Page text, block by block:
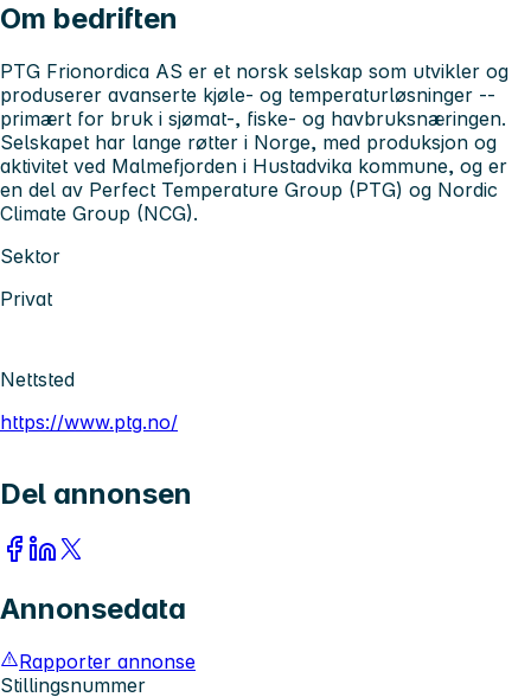
Om bedriften
PTG Frionordica AS er et norsk selskap som utvikler og
produserer avanserte kjøle‑ og temperaturløsninger --
primært for bruk i sjømat‑, fiske‑ og havbruksnæringen.
Selskapet har lange røtter i Norge, med produksjon og
aktivitet ved Malmefjorden i Hustadvika kommune, og er
en del av Perfect Temperature Group (PTG) og Nordic
Climate Group (NCG).
Sektor
Privat
Nettsted
https://www.ptg.no/
Del annonsen
Annonsedata
Rapporter annonse
Stillingsnummer